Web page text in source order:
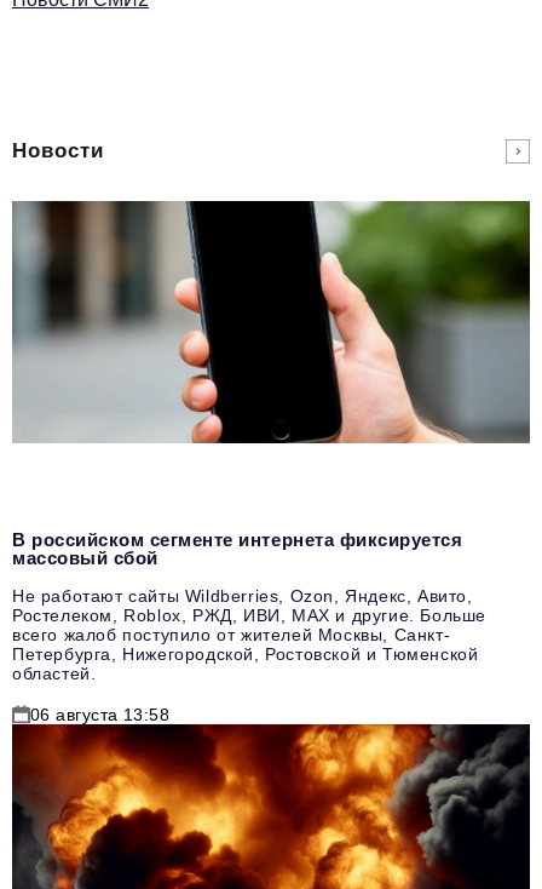
Новости
В российском сегменте интернета фиксируется
массовый сбой
Не работают сайты Wildberries, Ozon, Яндекс, Авито,
Ростелеком, Roblox, РЖД, ИВИ, MAX и другие. Больше
всего жалоб поступило от жителей Москвы, Санкт-
Петербурга, Нижегородской, Ростовской и Тюменской
областей.
06 августа 13:58